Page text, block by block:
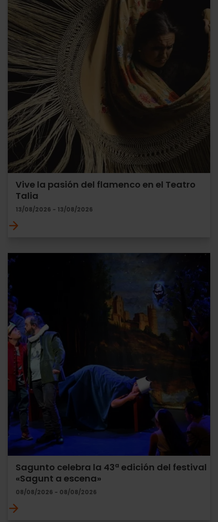
Vive la pasión del flamenco en el Teatro
Talia
13/08/2026 - 13/08/2026
Sagunto celebra la 43ª edición del festival
«Sagunt a escena»
08/08/2026 - 08/08/2026